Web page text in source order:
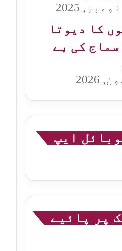
کا دیوتا
سماج کی بے
ایپ
پر پائیے